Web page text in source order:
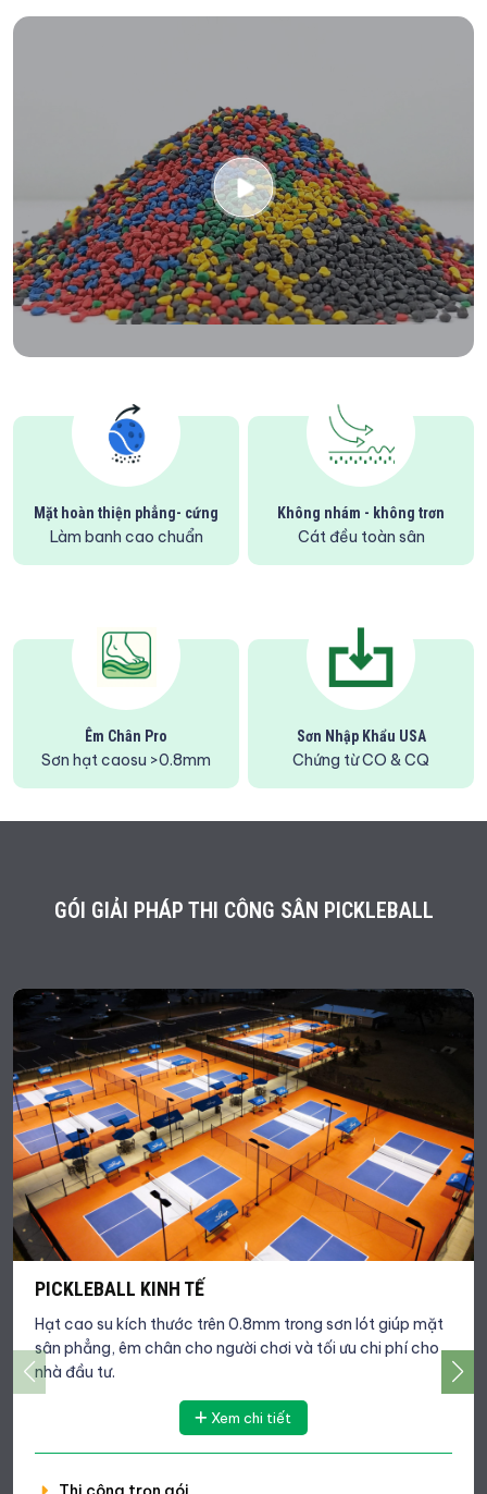
Mặt hoàn thiện phẳng- cứng
Làm banh cao chuẩn
Không nhám - không trơn
Cát đều toàn sân
Êm Chân Pro
Sơn hạt caosu >0.8mm
Sơn Nhập Khẩu USA
Chứng từ CO & CQ
GÓI GIẢI PHÁP THI CÔNG SÂN PICKLEBALL
PICKLEBALL KINH TẾ
Hạt cao su kích thước trên 0.8mm trong sơn lót giúp mặt
sân phẳng, êm chân cho người chơi và tối ưu chi phí cho
Xem chi tiết